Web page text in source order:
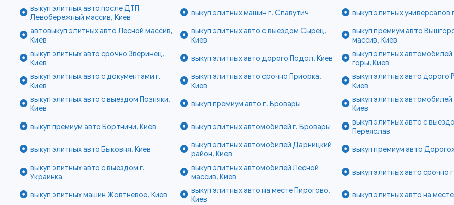
выкуп элитных авто после ДТП
Левобережный массив, Киев
выкуп элитных машин г. Славутич
выкуп элитных универсалов
автовыкуп элитных авто Лесной массив,
Киев
выкуп элитных авто с выездом Сырец,
Киев
выкуп премиум авто
массив, Киев
выкуп элитных авто срочно Зверинец,
Киев
выкуп элитных авто дорого Подол, Киев
выкуп элитных
горы, Киев
выкуп элитных авто с документами г.
Киев
выкуп элитных авто срочно Приорка,
Киев
выкуп элитных авто дорого
Киев
выкуп элитных авто с выездом Позняки,
Киев
выкуп премиум авто г. Бровары
выкуп элитных автомобилей
Киев
выкуп премиум авто Бортничи, Киев
выкуп элитных автомобилей г. Бровары
выкуп элитных авто с
Переяслав
выкуп элитных авто Быковня, Киев
выкуп элитных автомобилей Дарницкий
район, Киев
выкуп премиум авто
выкуп элитных авто с выездом г.
Украинка
выкуп элитных автомобилей Лесной
массив, Киев
выкуп элитных авто срочно
выкуп элитных машин Жовтневое, Киев
выкуп элитных авто на месте Пирогово,
Киев
выкуп элитных авто на